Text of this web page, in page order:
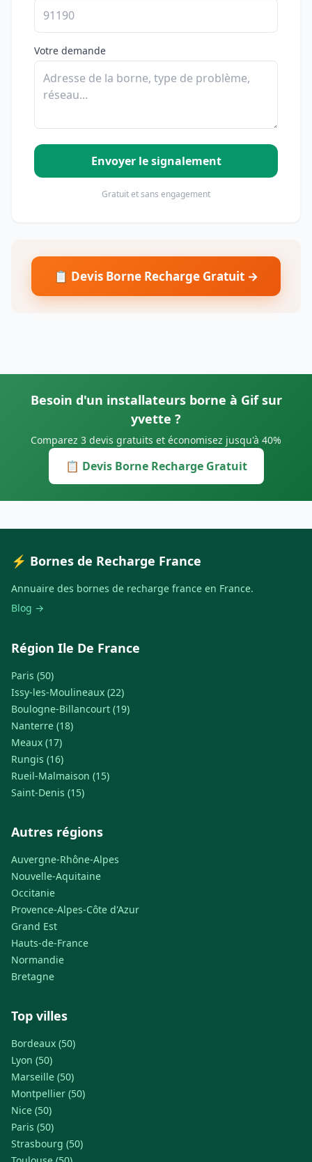
Votre demande
Envoyer le signalement
Gratuit et sans engagement
📋 Devis Borne Recharge Gratuit →
Besoin d'un installateurs borne à Gif sur
yvette ?
Comparez 3 devis gratuits et économisez jusqu'à 40%
📋 Devis Borne Recharge Gratuit
⚡ Bornes de Recharge France
Annuaire des bornes de recharge france en France.
Blog →
Région Ile De France
Paris (50)
Issy-les-Moulineaux (22)
Boulogne-Billancourt (19)
Nanterre (18)
Meaux (17)
Rungis (16)
Rueil-Malmaison (15)
Saint-Denis (15)
Autres régions
Auvergne-Rhône-Alpes
Nouvelle-Aquitaine
Occitanie
Provence-Alpes-Côte d'Azur
Grand Est
Hauts-de-France
Normandie
Bretagne
Top villes
Bordeaux (50)
Lyon (50)
Marseille (50)
Montpellier (50)
Nice (50)
Paris (50)
Strasbourg (50)